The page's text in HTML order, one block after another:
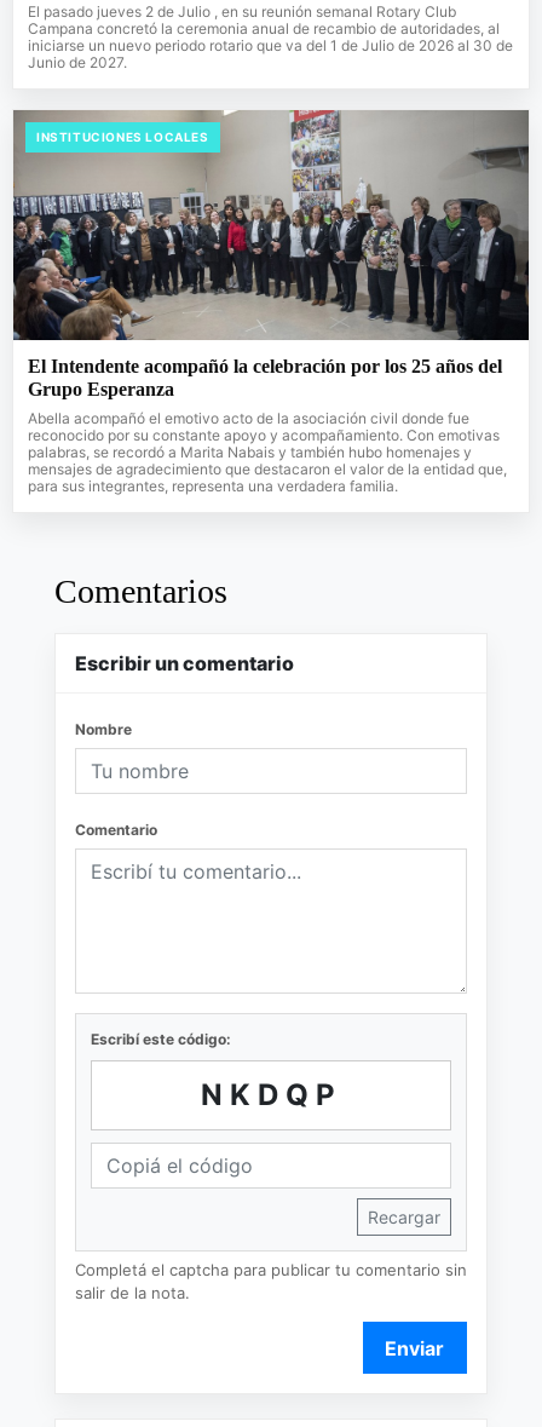
El pasado jueves 2 de Julio , en su reunión semanal Rotary Club
Campana concretó la ceremonia anual de recambio de autoridades, al
iniciarse un nuevo periodo rotario que va del 1 de Julio de 2026 al 30 de
Junio de 2027.
INSTITUCIONES LOCALES
El Intendente acompañó la celebración por los 25 años del
Grupo Esperanza
Abella acompañó el emotivo acto de la asociación civil donde fue
reconocido por su constante apoyo y acompañamiento. Con emotivas
palabras, se recordó a Marita Nabais y también hubo homenajes y
mensajes de agradecimiento que destacaron el valor de la entidad que,
para sus integrantes, representa una verdadera familia.
Comentarios
Escribir un comentario
Nombre
Comentario
Escribí este código:
NKDQP
Recargar
Completá el captcha para publicar tu comentario sin
salir de la nota.
Enviar